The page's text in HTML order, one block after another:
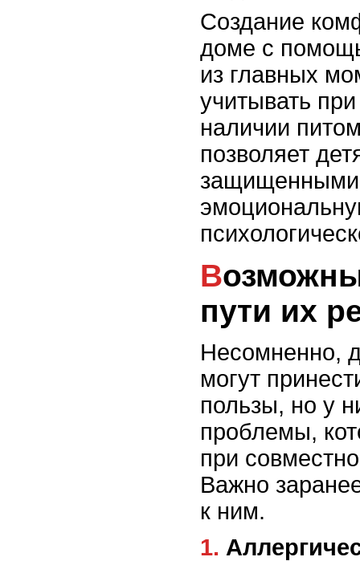
Создание
доме с
из главных
учитывать
наличии
позволяет
защищенными
Возможные проблемы и
пути их
Несомненно,
могут
пользы, но у
проблемы,
при
Важно
к ним.
1.